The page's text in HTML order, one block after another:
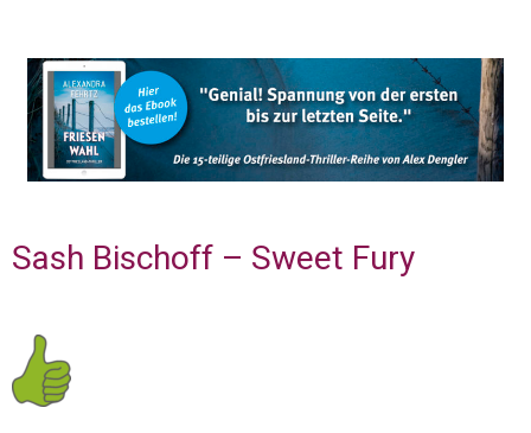
Sash Bischoff – Sweet Fury